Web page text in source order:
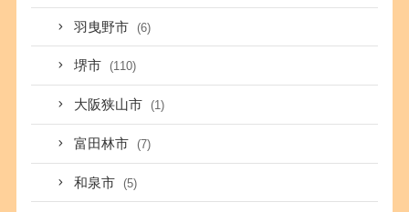
羽曳野市 (6)
堺市 (110)
大阪狭山市 (1)
富田林市 (7)
和泉市 (5)